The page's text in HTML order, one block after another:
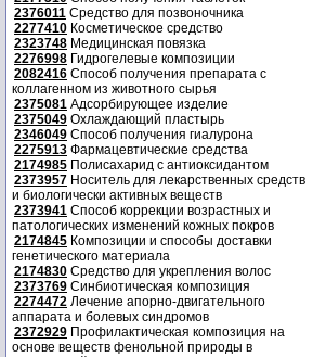
2376011 Средство для позвоночника
2277410 Косметическое средство
2323748 Медицинская повязка
2276998 Гидрогелевые композиции
2082416 Способ получения препарата с
коллагенном из животного сырья
2375081 Адсорбирующее изделие
2375049 Охлаждающий пластырь
2346049 Способ получения гиалурона
2275913 Фармацевтические средства
2174985 Полисахарид с антиоксидантом
2373957 Носитель для лекарственных средств
и биологически активных веществ
2373941 Способ коррекции возрастных и
патологических изменений кожных покров
2174845 Композиции и способы доставки
генетического материала
2174830 Средство для укрепления волос
2373769 Синбиотическая композиция
2274472 Лечение апорно-двигательного
аппарата и болевых синдромов
2372929 Профилактическая композиция на
основе веществ фенольной природы в